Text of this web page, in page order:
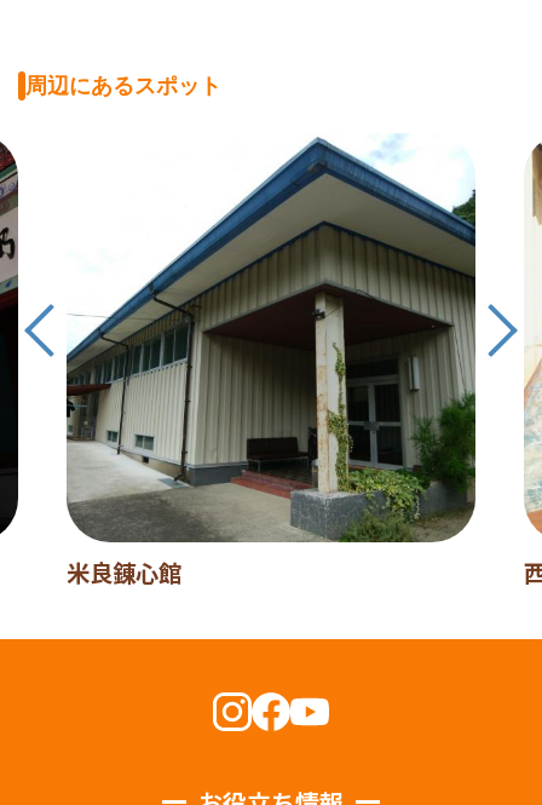
周辺にあるスポット
米良錬心館